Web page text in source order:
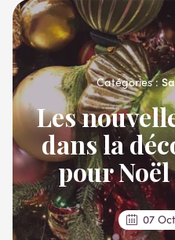
Catégories :
Les
dans la
pour
07